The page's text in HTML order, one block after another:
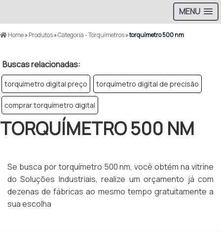
MENU
Home»Produtos»Categoria - Torquímetros»torquímetro 500 nm
Buscas relacionadas:
torquímetro digital preço torquímetro digital de precisão
comprar torquímetro digital
TORQUÍMETRO 500 NM
Se busca por torquímetro 500 nm, você obtém na vitrine
do Soluções Industriais, realize um orçamento já com
dezenas de fábricas ao mesmo tempo gratuitamente a
sua escolha